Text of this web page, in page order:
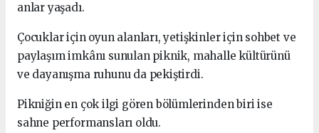
anlar yaşadı.
Çocuklar için oyun alanları, yetişkinler için sohbet ve
paylaşım imkânı sunulan piknik, mahalle kültürünü
ve dayanışma ruhunu da pekiştirdi.
Pikniğin en çok ilgi gören bölümlerinden biri ise
sahne performansları oldu.